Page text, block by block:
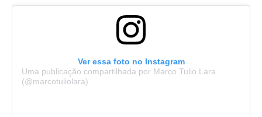
Ver essa foto no Instagram
Uma publicação compartilhada por Marco Tulio Lara
(@marcotuliolara)